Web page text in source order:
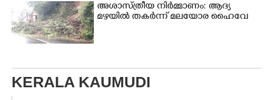
അശാസ്ത്രീയ നിർമ്മാണം: ആദ്യ
മഴയിൽ തകർന്ന് മലയോര ഹൈവേ
KERALA KAUMUDI